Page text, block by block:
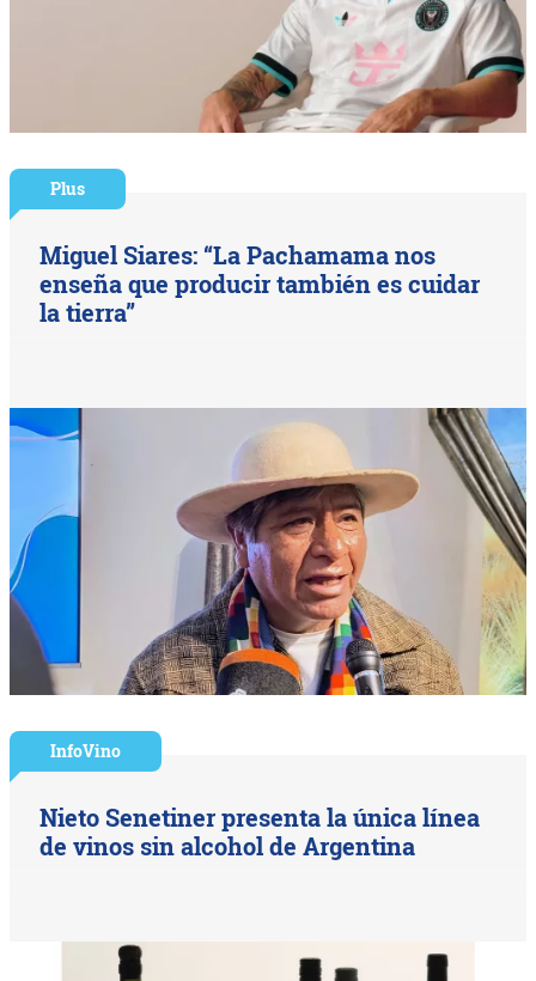
Plus
Miguel Siares: “La Pachamama nos
enseña que producir también es cuidar
la tierra”
InfoVino
Nieto Senetiner presenta la única línea
de vinos sin alcohol de Argentina